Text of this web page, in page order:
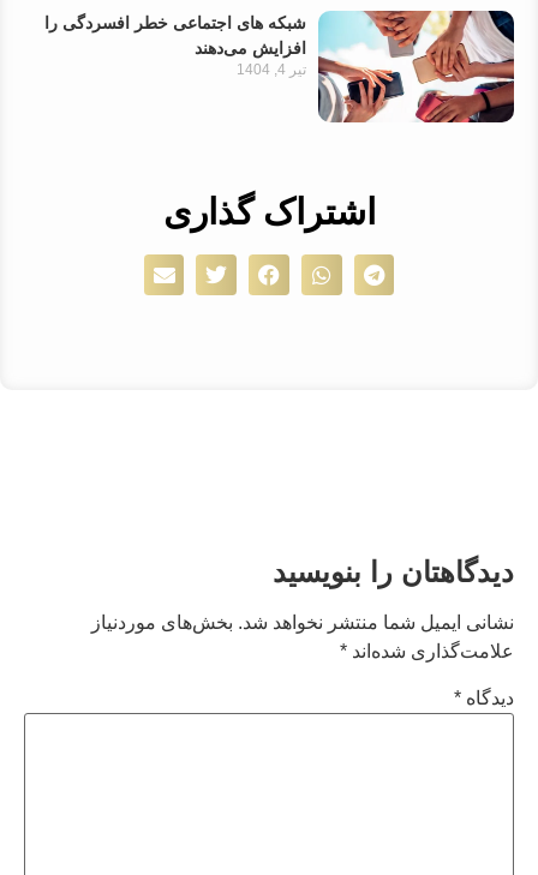
شبکه های اجتماعی خطر افسردگی را
افزایش می‌دهند
تیر 4, 1404
اشتراک گذاری
دیدگاهتان را بنویسید
نشانی ایمیل شما منتشر نخواهد شد. بخش‌های موردنیاز
علامت‌گذاری شده‌اند *
دیدگاه *